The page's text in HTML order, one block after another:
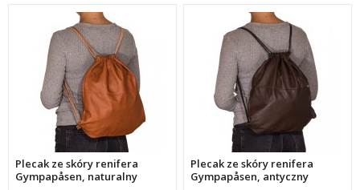
Plecak ze skóry renifera
Gympapåsen, naturalny
Plecak ze skóry renifera
Gympapåsen, antyczny